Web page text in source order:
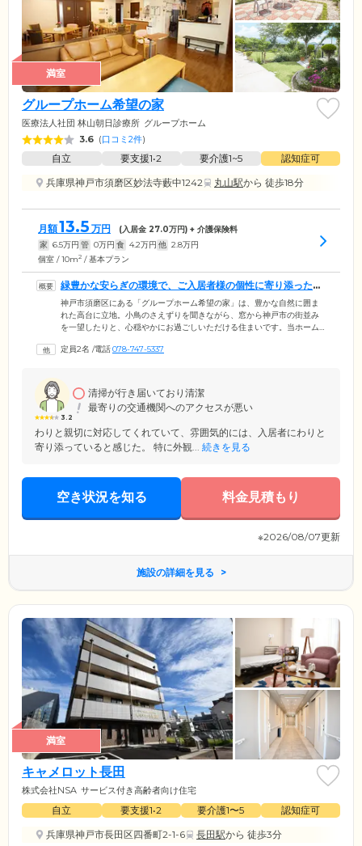
満室
グループホーム希望の家
医療法人社団 林山朝日診療所 グループホーム
3.6 (口コミ2件)
自立 要支援1•2 要介護1~5
認知症可
兵庫県神戸市須磨区妙法寺藪中1242
丸山駅から 徒歩18分
月額13.5 万円 (入居金 27.0万円) + 介護保険料
家 6.5万円 管 0万円 食 4.2万円 他 2.8万円
個室 / 10m2 / 基本プラン
緑豊かな安らぎの環境で、ご入居者様の個性に寄り添ったケ
アをご提供します
神戸市須磨区にある「グループホーム希望の家」は、豊かな自然に囲ま
れた高台に立地。小鳥のさえずりを聞きながら、窓から神戸市の街並み
を一望したりと、心穏やかにお過ごしいただける住まいです。当ホーム
フのもと共同生活を営んでいます。スタッフは日常をつうじて、ご入居
かい生活のなかで、ご自身の役割をしっかりとこなしながら、身体機能
を活用していくことにより、認知機能の維持・向上を目指しています。
定員2名 /電話078-747-5337
3.2
清掃が行き届いており清潔
最寄りの交通機関へのアクセスが悪い
わりと親切に対応してくれていて、雰囲気的には、入居者にわりと
寄り添っていると感じた。 特に外観... 続きを見る
空き状況を知る 料金見積もり
※2026/08/07更新
施設の詳細を見る
満室
キャメロット長田
株式会社NSA サービス付き高齢者向け住宅
自立 要支援1•2 要介護1〜5
認知症可
兵庫県神戸市長田区四番町2-1-6
長田駅から 徒歩3分